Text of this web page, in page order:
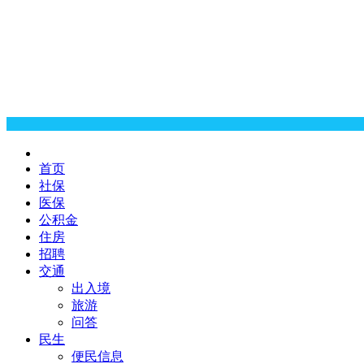
首页
社保
医保
公积金
住房
招聘
交通
出入境
旅游
问答
民生
便民信息